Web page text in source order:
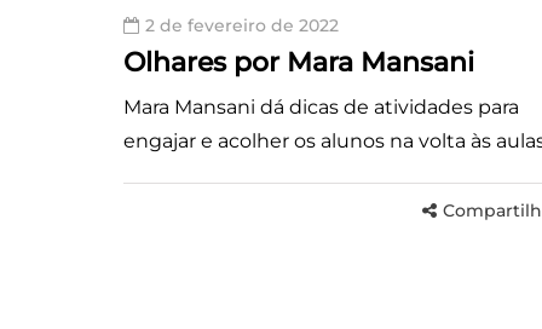
2 de fevereiro de 2022
Olhares por Mara Mansani
Mara Mansani dá dicas de atividades para
engajar e acolher os alunos na volta às